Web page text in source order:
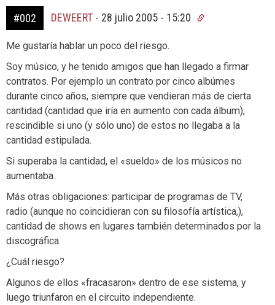
#002 DEWEERT - 28 julio 2005 - 15:20
Me gustaría hablar un poco del riesgo.
Soy músico, y he tenido amigos que han llegado a firmar
contratos. Por ejemplo un contrato por cinco albúmes
durante cinco años, siempre que vendieran más de cierta
cantidad (cantidad que iría en aumento con cada álbum);
rescindible si uno (y sólo uno) de estos no llegaba a la
cantidad estipulada.
Si superaba la cantidad, el «sueldo» de los músicos no
aumentaba.
Más otras obligaciones: participar de programas de TV,
radio (aunque no coincidieran con su filosofía artística,),
cantidad de shows en lugares también determinados por la
discográfica.
¿Cuál riesgo?
Algunos de ellos «fracasaron» dentro de ese sistema, y
luego triunfaron en el circuito independiente.